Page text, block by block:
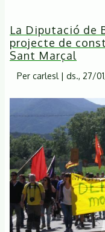
La Diputació de
projecte de
Sant Marçal
Per carlesl | ds., 27/